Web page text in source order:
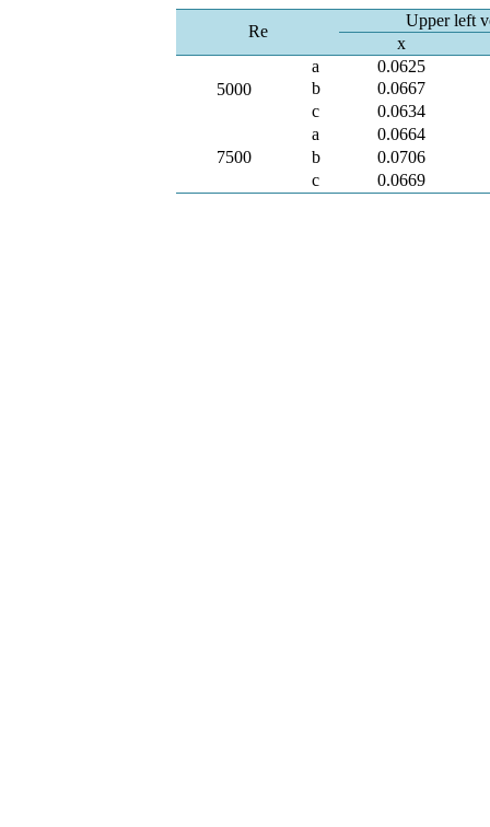
Re
Upper left
x
5000
a
0.0625
b
0.0667
c
0.0634
7500
a
0.0664
b
0.0706
c
0.0669